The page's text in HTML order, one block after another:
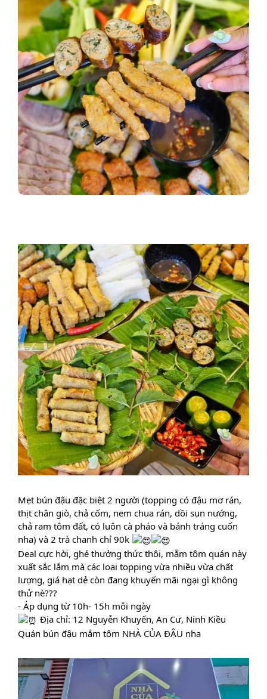
Mẹt bún đậu đặc biệt 2 người (topping có đậu mơ rán,
thịt chân giò, chả cốm, nem chua rán, dồi sụn nướng,
chả ram tôm đất, có luôn cà pháo và bánh tráng cuốn
nha) và 2 trà chanh chỉ 90k
Deal cực hời, ghé thưởng thức thôi, mắm tôm quán này
xuất sắc lắm mà các loại topping vừa nhiều vừa chất
lượng, giá hạt dẻ còn đang khuyến mãi ngại gì không
thử nè???
- Áp dụng từ 10h- 15h mỗi ngày
Địa chỉ: 12 Nguyễn Khuyến, An Cư, Ninh Kiều
Quán bún đậu mắm tôm NHÀ CỦA ĐẬU nha